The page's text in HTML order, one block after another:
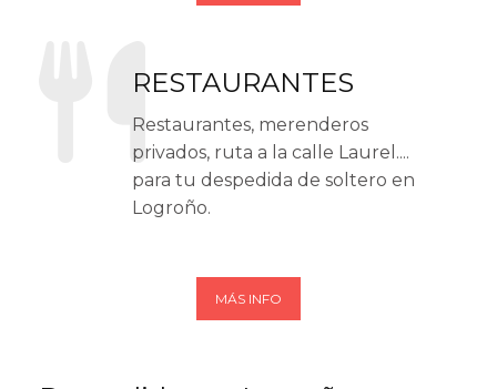
RESTAURANTES
Restaurantes, merenderos
privados, ruta a la calle Laurel....
para tu despedida de soltero en
Logroño.
MÁS INFO